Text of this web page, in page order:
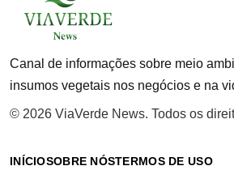
Canal de informações sobre meio
insumos vegetais nos negócios e na
© 2026 ViaVerde News. Todos os
INÍCIOSOBRE NÓSTERMOS DE USO